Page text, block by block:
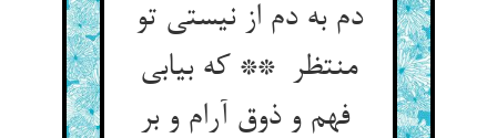
دم به دم از نیستی تو
منتظر ** که بیابی
فهم و ذوق آرام و بر